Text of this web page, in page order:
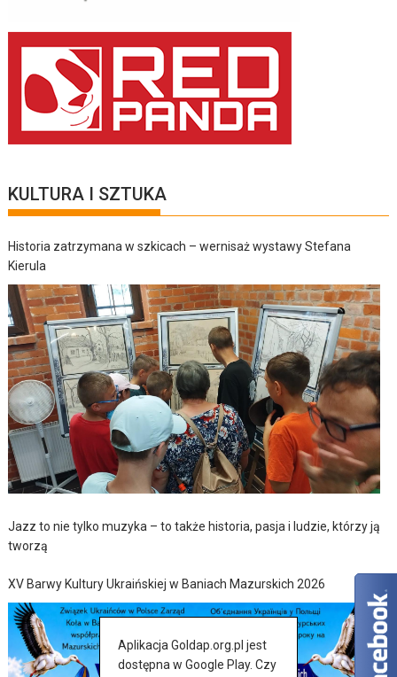
KULTURA I SZTUKA
Historia zatrzymana w szkicach – wernisaż wystawy Stefana
Kierula
Jazz to nie tylko muzyka – to także historia, pasja i ludzie, którzy ją
tworzą
XV Barwy Kultury Ukraińskiej w Baniach Mazurskich 2026
Aplikacja Goldap.org.pl jest
dostępna w Google Play. Czy